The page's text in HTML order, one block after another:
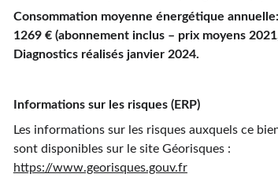
Consommation moyenne énergétique
1269 € (abonnement inclus – prix moyens
Diagnostics réalisés janvier 2024.
Informations sur les risques (ERP)
Les informations sur les risques auxquels ce
sont disponibles sur le site Géorisques :
https://www.georisques.gouv.fr